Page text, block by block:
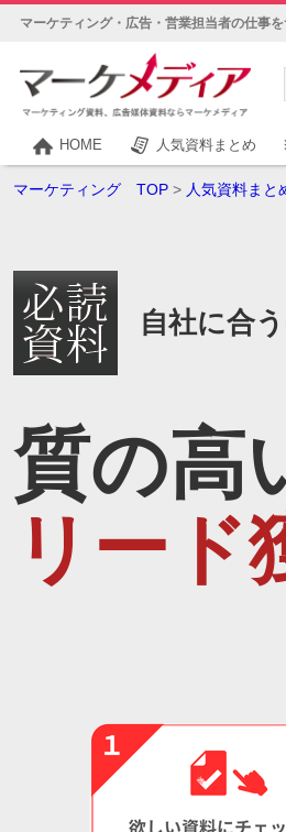
マーケティング・広告・営業担当者の仕事
HOME 人気資料まとめ
マーケティング TOP > 人気資料まと
自社に合
質の高
リード